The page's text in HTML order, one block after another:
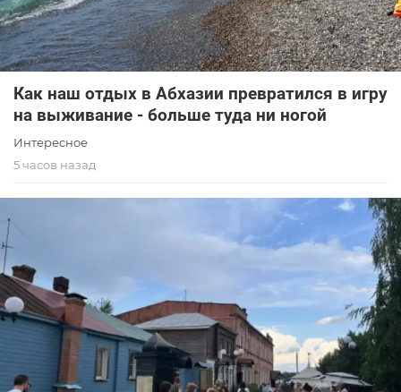
Как наш отдых в Абхазии превратился в игру
на выживание - больше туда ни ногой
Интересное
5 часов назад